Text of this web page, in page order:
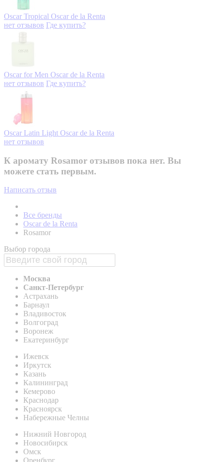
Oscar Tropical Oscar de la Renta
нет отзывов Где купить?
Oscar for Men Oscar de la Renta
нет отзывов Где купить?
Oscar Latin Light Oscar de la Renta
нет отзывов
К аромату Rosamor отзывов пока нет. Вы
можете стать первым.
Написать отзыв
Все бренды
Oscar de la Renta
Rosamor
Выбор города
Москва
Санкт-Петербург
Астрахань
Барнаул
Владивосток
Волгоград
Воронеж
Екатеринбург
Ижевск
Иркутск
Казань
Калининград
Кемерово
Краснодар
Красноярск
Набережные Челны
Нижний Новгород
Новосибирск
Омск